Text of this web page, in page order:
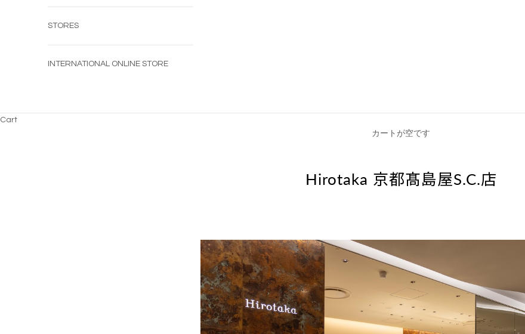
STORES
INTERNATIONAL ONLINE STORE
Cart
カートが空です
Hirotaka 京都髙島屋S.C.店